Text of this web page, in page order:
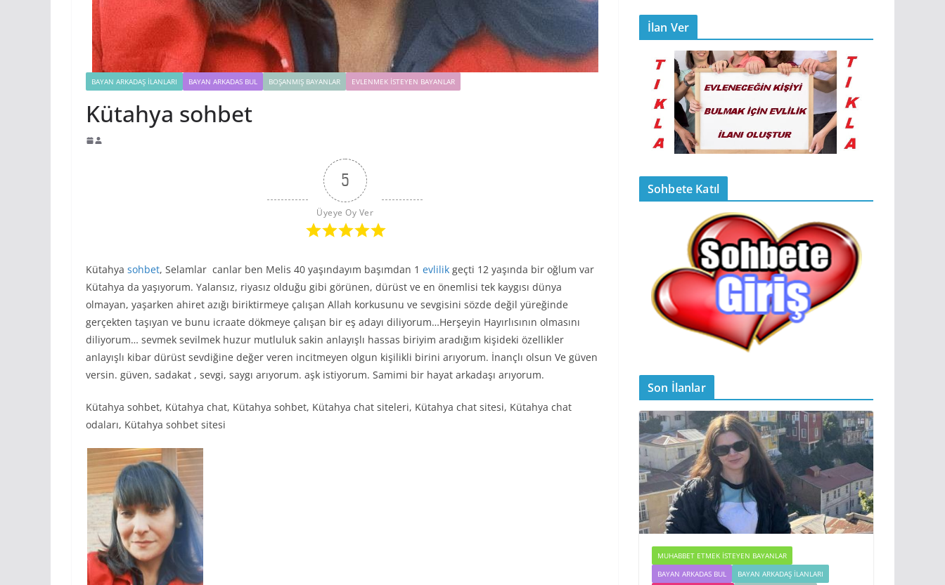
BAYAN ARKADAŞ İLANLARI BAYAN ARKADAS BUL BOŞANMIŞ BAYANLAR EVLENMEK İSTEYEN BAYANLAR
Kütahya sohbet
5
Üyeye Oy Ver
Kütahya sohbet, Selamlar canlar ben Melis 40 yaşındayım başımdan 1 evlilik geçti 12 yaşında bir oğlum var
Kütahya da yaşıyorum. Yalansız, riyasız olduğu gibi görünen, dürüst ve en önemlisi tek kaygısı dünya
olmayan, yaşarken ahiret azığı biriktirmeye çalışan Allah korkusunu ve sevgisini sözde değil yüreğinde
gerçekten taşıyan ve bunu icraate dökmeye çalışan bir eş adayı diliyorum…Herşeyin Hayırlısının olmasını
diliyorum… sevmek sevilmek huzur mutluluk sakin anlayışlı hassas biriyim aradığım kişideki özellikler
anlayışlı kibar dürüst sevdiğine değer veren incitmeyen olgun kişilikli birini arıyorum. İnançlı olsun Ve güven
versin. güven, sadakat , sevgi, saygı arıyorum. aşk istiyorum. Samimi bir hayat arkadaşı arıyorum.
Kütahya sohbet, Kütahya chat, Kütahya sohbet, Kütahya chat siteleri, Kütahya chat sitesi, Kütahya chat
odaları, Kütahya sohbet sitesi
İlan Ver
Sohbete Katıl
Son İlanlar
MUHABBET ETMEK İSTEYEN BAYANLAR
BAYAN ARKADAS BUL
BAYAN ARKADAŞ İLANLARI